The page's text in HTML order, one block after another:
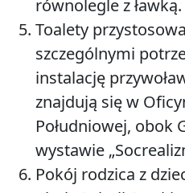
równolegle z ławką.
Toalety
szczególnymi
instalację
znajdują się w
Południowej, obok
wystawie
Pokój rodzica z